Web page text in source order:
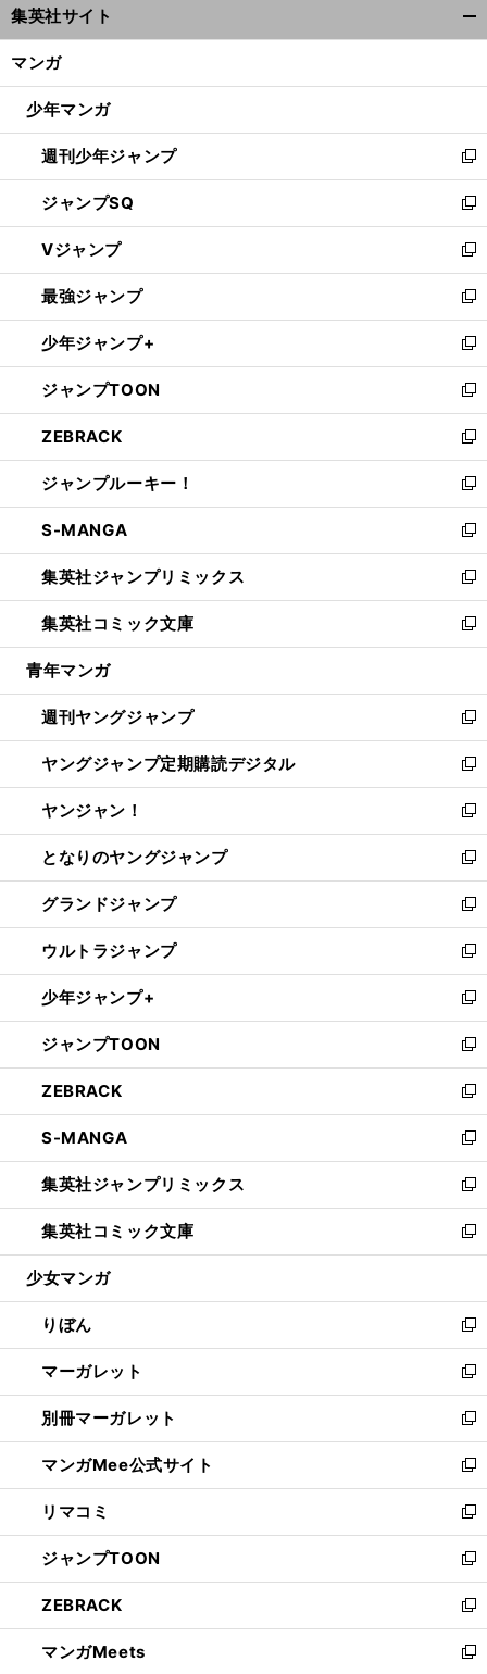
ィ
ン
ウ
開
く
集英社サイト
マンガ
少年マンガ
週刊少年ジャンプ
新
し
い
ウ
ィ
ン
ド
ウ
で
開
く
ジャンプSQ
新
し
い
ウ
ィ
ン
ド
ウ
で
開
く
Vジャンプ
新
し
い
ウ
ィ
ン
ド
ウ
で
開
く
最強ジャンプ
新
し
い
ウ
ィ
ン
ド
ウ
で
開
く
少年ジャンプ+
新
し
い
ウ
ィ
ン
ド
ウ
で
開
く
ジャンプTOON
新
し
い
ウ
ィ
ン
ド
ウ
で
開
く
ZEBRACK
新
し
い
ウ
ィ
ン
ド
ウ
で
開
ジャンプルーキー！
新
し
い
ウ
ィ
ン
ド
ウ
開
く
S-MANGA
新
し
い
ウ
ィ
ン
ウ
で
開
く
集英社ジャンプリミックス
新
し
い
ウ
ン
ド
ウ
で
開
く
集英社コミック文庫
新
し
ウ
ィ
ン
ド
ウ
で
開
く
青年マンガ
週刊ヤングジャンプ
新
し
い
ウ
ィ
ン
ド
ウ
で
開
く
ヤングジャンプ定期購読デジタル
新
し
い
ウ
ィ
ン
ド
ウ
で
開
く
ヤンジャン！
新
し
い
ウ
ィ
ン
ド
ウ
で
開
く
となりのヤングジャンプ
新
し
い
ウ
ィ
ン
ド
ウ
で
開
く
グランドジャンプ
新
し
い
ウ
ィ
ン
ド
ウ
で
開
く
ウルトラジャンプ
新
し
い
ウ
ィ
ン
ド
ウ
で
開
く
少年ジャンプ+
新
し
い
ウ
ィ
ン
ド
ウ
で
開
く
ジャンプTOON
新
し
い
ウ
ィ
ン
ド
ウ
で
開
ZEBRACK
新
し
い
ウ
ィ
ン
ド
ウ
開
く
S-MANGA
新
し
い
ウ
ィ
ン
ウ
で
開
く
集英社ジャンプリミックス
新
し
い
ウ
ン
ド
ウ
で
開
く
集英社コミック文庫
新
し
ウ
ィ
ン
ド
ウ
で
開
く
少女マンガ
りぼん
新
し
い
ウ
ィ
ン
ド
ウ
で
開
く
マーガレット
新
し
い
ウ
ィ
ン
ド
ウ
で
開
く
別冊マーガレット
新
し
い
ウ
ィ
ン
ド
ウ
で
開
く
マンガMee公式サイト
新
し
い
ウ
ィ
ン
ド
ウ
で
リマコミ
新
し
い
ウ
ィ
ン
ド
ジャンプTOON
新
し
い
ウ
ィ
ZEBRACK
新
し
い
マンガMeets
新